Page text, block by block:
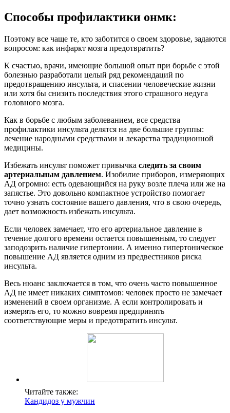
Способы профилактики онмк:
Поэтому все чаще те, кто заботится о своем здоровье, задаются
вопросом: как инфаркт мозга предотвратить?
К счастью, врачи, имеющие большой опыт при борьбе с этой
болезнью разработали целый ряд рекомендаций по
предотвращению инсульта, и спасении человеческие жизни
или хотя бы снизить последствия этого страшного недуга
головного мозга.
Как в борьбе с любым заболеванием, все средства
профилактики инсульта делятся на две большие группы:
лечение народными средствами и лекарства традиционной
медицины.
Избежать инсульт поможет привычка следить за своим
артериальным давлением. Изобилие приборов, измеряющих
АД огромно: есть одевающийся на руку возле плеча или же на
запястье. Это довольно компактное устройство помогает
точно узнать состояние вашего давления, что в свою очередь,
дает возможность избежать инсульта.
Если человек замечает, что его артериальное давление в
течение долгого времени остается повышенным, то следует
заподозрить наличие гипертонии. А именно гипертоническое
повышение АД является одним из предвестников риска
инсульта.
Весь нюанс заключается в том, что очень часто повышенное
АД не имеет никаких симптомов: человек просто не замечает
изменений в своем организме. А если контролировать и
измерять его, то можно вовремя предпринять
соответствующие меры и предотвратить инсульт.
Читайте также:
Кандидоз у мужчин